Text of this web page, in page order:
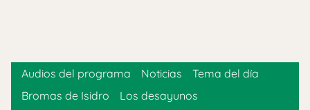
Audios del programa Noticias
Tema del día
Bromas de Isidro
Los desayunos